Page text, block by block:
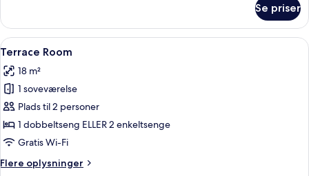
Superior
Room
Se priser
Indlæs
alle
billeder
af
Terrace
Room
Et hotelværelse med seng, fjernsyn
4
Terrace Room
18 m²
1 soveværelse
Plads til 2 personer
1 dobbeltseng ELLER 2 enkeltsenge
Gratis Wi-Fi
Flere oplysninger
Flere